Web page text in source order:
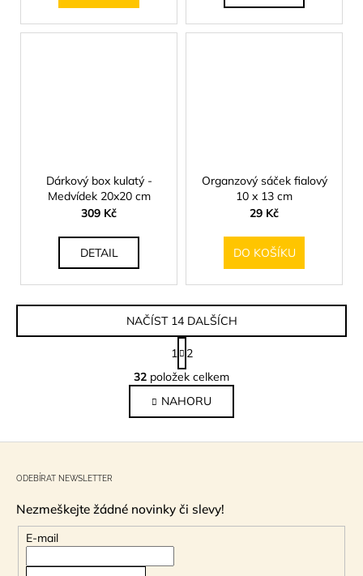
Dárkový box kulatý -
Medvídek 20x20 cm
309 Kč
DETAIL
Organzový sáček fialový
10 x 13 cm
29 Kč
DO KOŠÍKU
O
v
l
á
d
p
r
NAČÍST 14 DALŠÍCH
S
t
r
á
n
k
1
2
32 položek celkem
NAHORU
ODEBÍRAT NEWSLETTER
Nezmeškejte žádné novinky či slevy!
E-mail